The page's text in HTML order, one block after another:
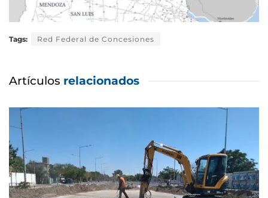
Tags: Red Federal de Concesiones
Artículos relacionados